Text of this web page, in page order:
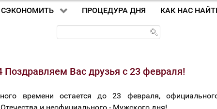
СЭКОНОМИТЬ ПРОЦЕДУРА ДНЯ КАК НАС
Поздравляем Вас друзья с 23 февраля!
времени остается до 23 февраля,